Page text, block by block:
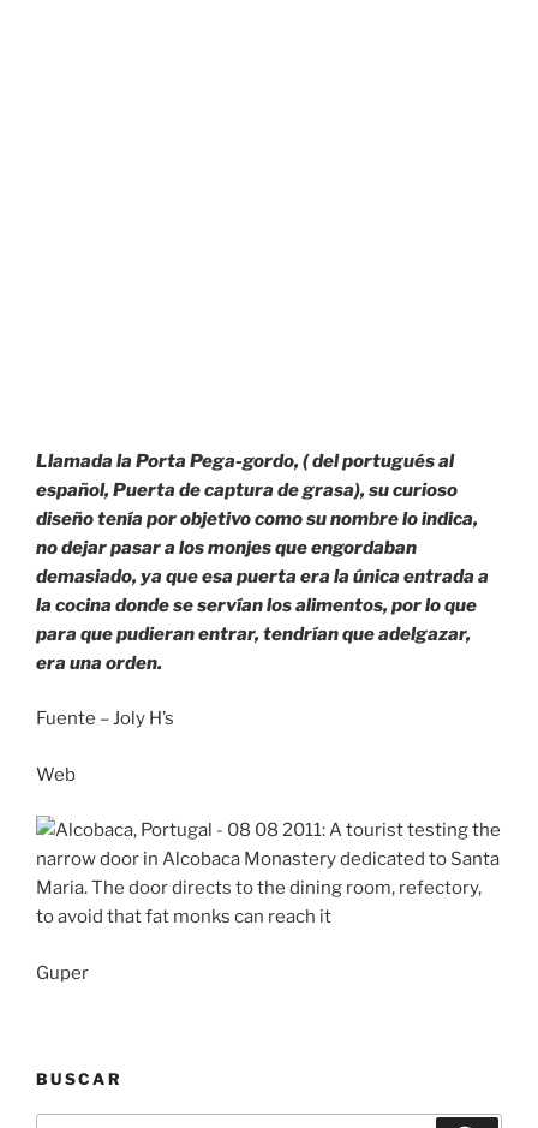
Llamada la Porta Pega-gordo, ( del portugués al
español, Puerta de captura de grasa), su curioso
diseño tenía por objetivo como su nombre lo indica,
no dejar pasar a los monjes que engordaban
demasiado, ya que esa puerta era la única entrada a
la cocina donde se servían los alimentos, por lo que
para que pudieran entrar, tendrían que adelgazar,
era una orden.
Fuente – Joly H’s
Web
Guper
BUSCAR